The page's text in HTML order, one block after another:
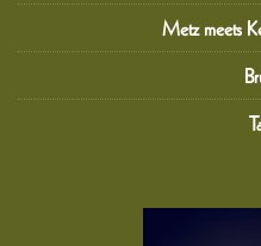
Metz meets